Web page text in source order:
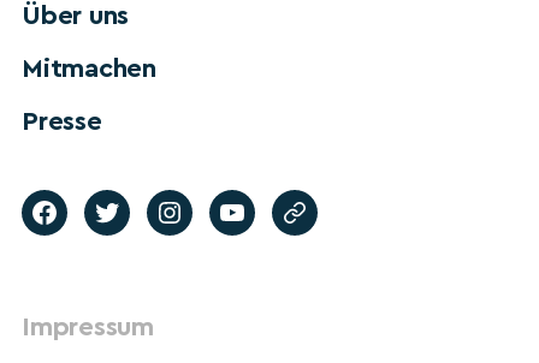
Über uns
Mitmachen
Presse
Impressum